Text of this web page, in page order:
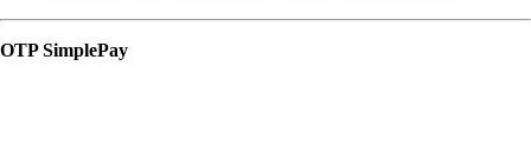
OTP SimplePay